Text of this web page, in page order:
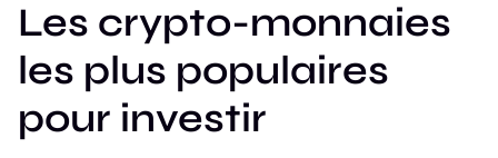
Les crypto-monnaies
les plus populaires
pour investir